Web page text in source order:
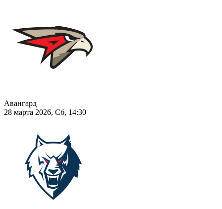
Авангард
28 марта 2026, Сб, 14:30